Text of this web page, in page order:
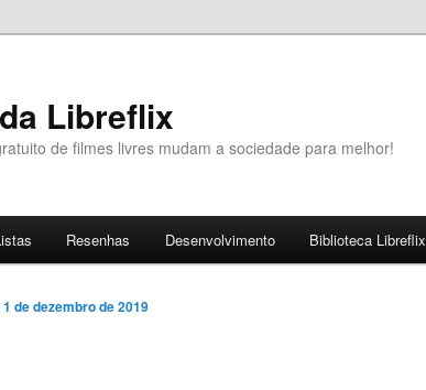
Libreflix
de filmes livres mudam a sociedade para melhor!
Resenhas Desenvolvimento Biblioteca Libreflix
1 de dezembro de 2019